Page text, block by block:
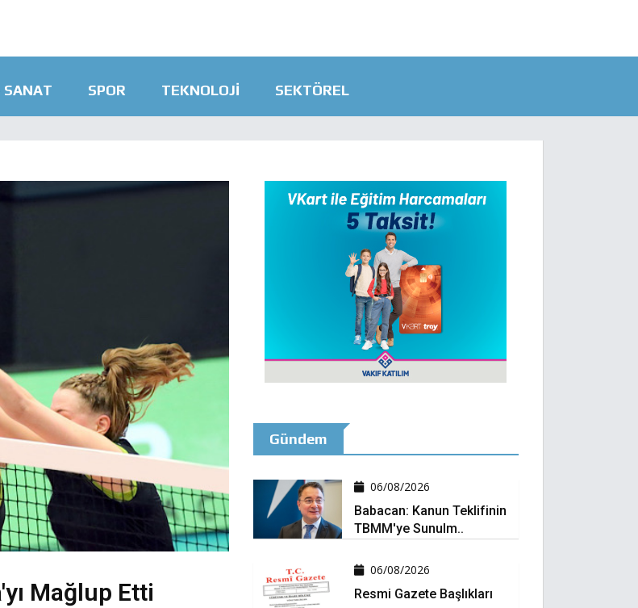
SANAT SPOR TEKNOLOJI SEKTÖREL
Mağlup Etti
Gündem
06/08/2026
Babacan: Kanun Teklifinin
TBMM'ye Sunulm..
06/08/2026
Resmi Gazete Başlıkları